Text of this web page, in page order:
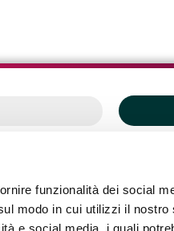
funzionalità dei social
modo in cui utilizzi il nostro